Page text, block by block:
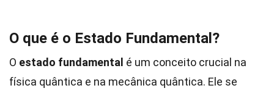
O que é o Estado Fundamental?
O estado fundamental é um conceito crucial na
física quântica e na mecânica quântica. Ele se